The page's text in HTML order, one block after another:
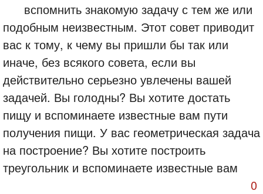
вспомнить знакомую задачу с тем же или
подобным неизвестным. Этот совет приводит
вас к тому, к чему вы пришли бы так или
иначе, без всякого совета, если вы
действительно серьезно увлечены вашей
задачей. Вы голодны? Вы хотите достать
пищу и вспоминаете известные вам пути
получения пищи. У вас геометрическая задача
на построение? Вы хотите построить
треугольник и вспоминаете известные вам
0